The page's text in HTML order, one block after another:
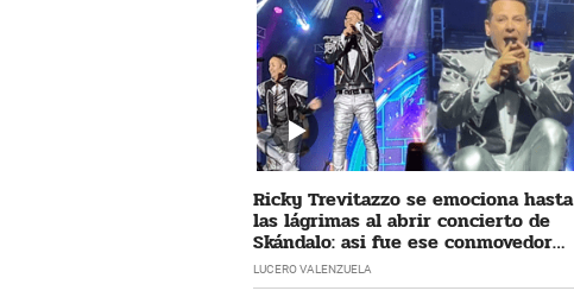
Ricky Trevitazzo se emociona hasta
las lágrimas al abrir concierto de
Skándalo: asi fue ese conmovedor
momento
LUCERO VALENZUELA